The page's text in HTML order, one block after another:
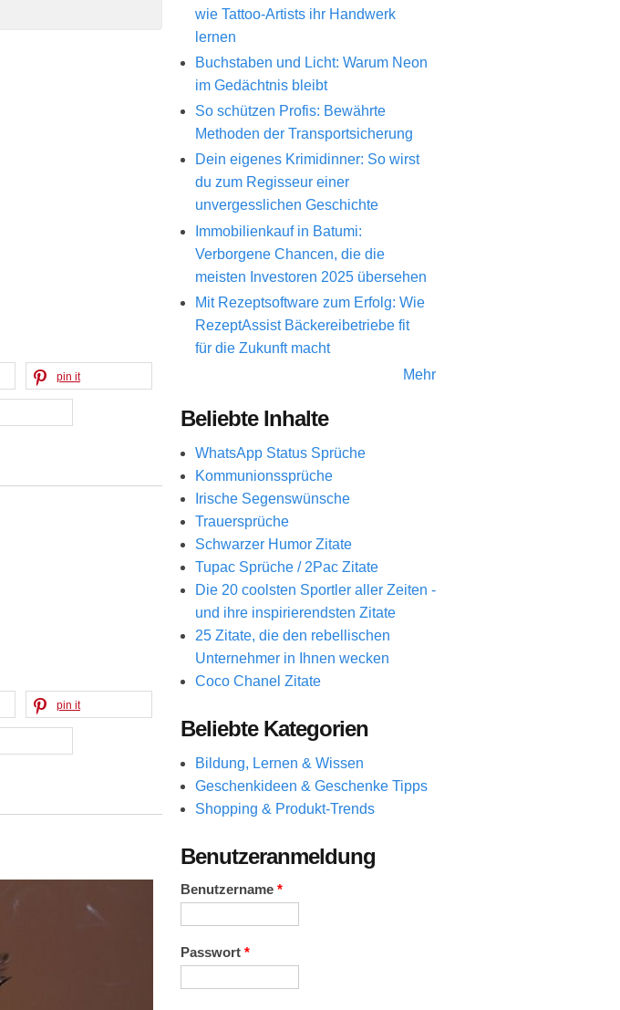
pin it
pin it
wie Tattoo-Artists ihr Handwerk
lernen
Buchstaben und Licht: Warum Neon
im Gedächtnis bleibt
So schützen Profis: Bewährte
Methoden der Transportsicherung
Dein eigenes Krimidinner: So wirst
du zum Regisseur einer
unvergesslichen Geschichte
Immobilienkauf in Batumi:
Verborgene Chancen, die die
meisten Investoren 2025 übersehen
Mit Rezeptsoftware zum Erfolg: Wie
RezeptAssist Bäckereibetriebe fit
für die Zukunft macht
Mehr
Beliebte Inhalte
WhatsApp Status Sprüche
Kommunionssprüche
Irische Segenswünsche
Trauersprüche
Schwarzer Humor Zitate
Tupac Sprüche / 2Pac Zitate
Die 20 coolsten Sportler aller Zeiten -
und ihre inspirierendsten Zitate
25 Zitate, die den rebellischen
Unternehmer in Ihnen wecken
Coco Chanel Zitate
Beliebte Kategorien
Bildung, Lernen & Wissen
Geschenkideen & Geschenke Tipps
Shopping & Produkt-Trends
Benutzeranmeldung
Benutzername *
Passwort *